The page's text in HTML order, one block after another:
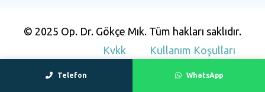
Telefon WhatsApp
© 2025 Op. Dr. Gökçe Mık. Tüm hakları saklıdır.
Kvkk
Kullanım Koşulları
Gizlilik Politikası